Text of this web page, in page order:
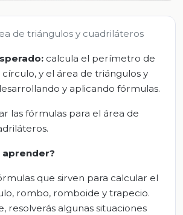
de triángulos y cuadriláteros
calcula el perímetro de
y el área de triángulos y
y aplicando fórmulas.
las fórmulas para el área de
aprender?
que sirven para calcular el
rombo, romboide y trapecio.
resolverás algunas situaciones